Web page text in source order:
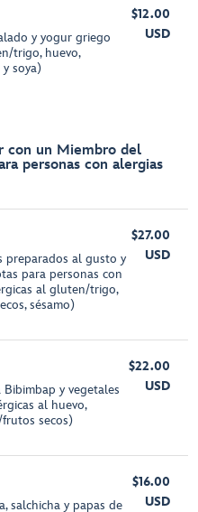
y yogur griego
trigo, huevo,
y soya)
$12.00
USD
con un Miembro del
personas con alergias
preparados al gusto y
para personas con
al gluten/trigo,
sésamo)
$27.00
USD
y vegetales
al huevo,
secos)
$22.00
USD
salchicha y papas de
$16.00
USD